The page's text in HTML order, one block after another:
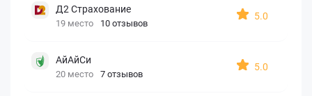
Д2 Страхование
19 место 10 отзывов
5.0
АйАйСи
20 место 7 отзывов
5.0